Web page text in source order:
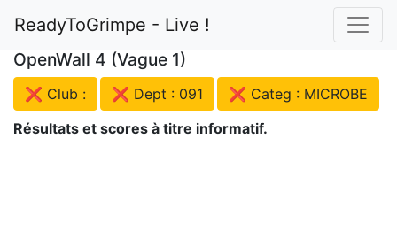
ReadyToGrimpe - Live !
OpenWall 4 (Vague 1)
❌ Club : ❌ Dept : 091
❌ Categ : MICROBE
Résultats et scores à titre informatif.